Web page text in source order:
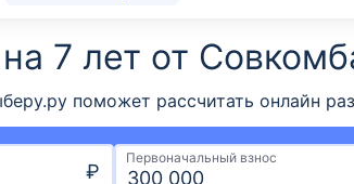
7 лет от
поможет рассчитать онлайн
₽
Первоначальный взнос